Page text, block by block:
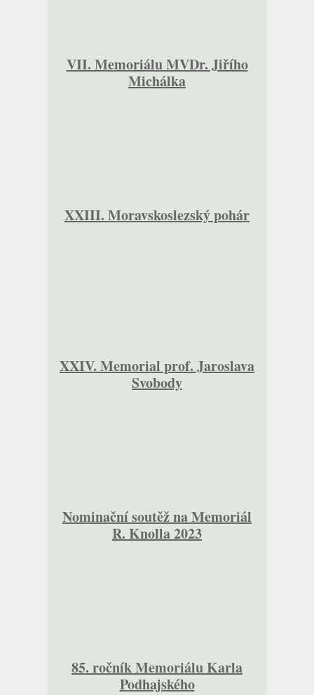
VII. Memoriálu MVDr. Jiřího
Michálka
XXIII. Moravskoslezský pohár
XXIV. Memorial prof. Jaroslava
Svobody
Nominační soutěž na Memoriál
R. Knolla 2023
85. ročník Memoriálu Karla
Podhajského